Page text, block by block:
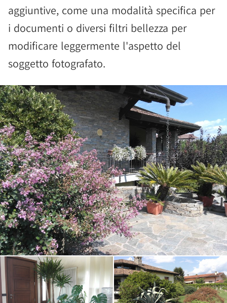
aggiuntive, come una modalità specifica per
i documenti o diversi filtri bellezza per
modificare leggermente l'aspetto del
soggetto fotografato.